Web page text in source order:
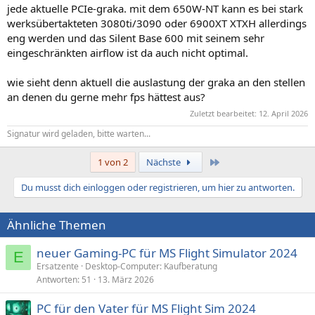
jede aktuelle PCIe-graka. mit dem 650W-NT kann es bei stark
werksübertakteten 3080ti/3090 oder 6900XT XTXH allerdings
eng werden und das Silent Base 600 mit seinem sehr
eingeschränkten airflow ist da auch nicht optimal.
wie sieht denn aktuell die auslastung der graka an den stellen
an denen du gerne mehr fps hättest aus?
Zuletzt bearbeitet: 12. April 2026
Signatur wird geladen, bitte warten...
1 von 2 Nächste
Du musst dich einloggen oder registrieren, um hier zu antworten.
Ähnliche Themen
E neuer Gaming-PC für MS Flight Simulator 2024
Ersatzente
Desktop-Computer: Kaufberatung
Antworten 51 13. März 2026
PC für den Vater für MS Flight Sim 2024